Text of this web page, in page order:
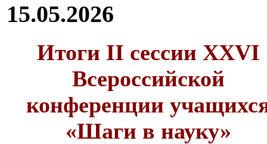
15.05.2026
Итоги II сессии XXVI
Всероссийской
конференции
«Шаги в науку»